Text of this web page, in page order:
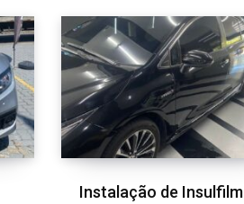
Instalação de Insulfilm